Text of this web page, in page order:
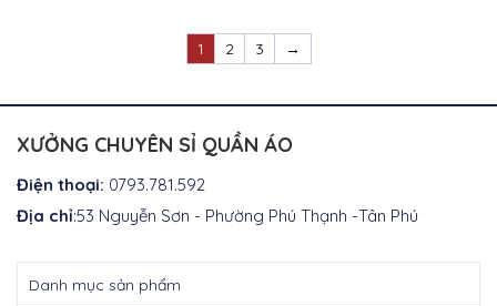
₫400.000.
1 2 3 →
XƯỞNG CHUYÊN SỈ QUẦN ÁO
Điện thoại: 0793.781.592
Địa chỉ:53 Nguyễn Sơn - Phường Phú Thạnh -Tân Phú
Danh mục sản phẩm